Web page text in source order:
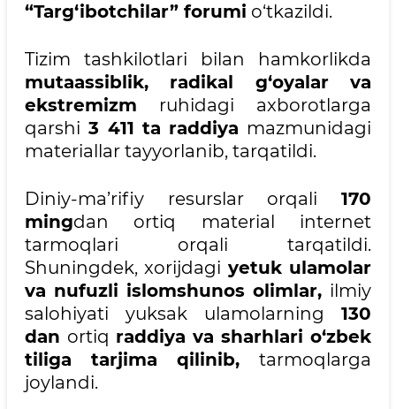
“Targ‘ibotchilar” forumi o‘tkazildi.
Tizim tashkilotlari bilan hamkorlikda
mutaassiblik, radikal g‘oyalar va
ekstremizm ruhidagi axborotlarga
qarshi 3 411 ta raddiya mazmunidagi
materiallar tayyorlanib, tarqatildi.
Diniy-ma’rifiy resurslar orqali 170
mingdan ortiq material internet
tarmoqlari orqali tarqatildi.
Shuningdek, xorijdagi yetuk ulamolar
va nufuzli islomshunos olimlar, ilmiy
salohiyati yuksak ulamolarning 130
dan ortiq raddiya va sharhlari o‘zbek
tiliga tarjima qilinib, tarmoqlarga
joylandi.